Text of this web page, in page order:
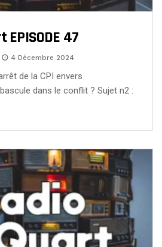
47
4 Décembre 2024
de la CPI envers
dans le conflit ? Sujet n2 :